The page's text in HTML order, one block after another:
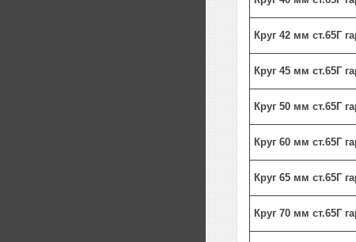
Круг 42 мм ст.65Г
Круг 45 мм ст.65Г
Круг 50 мм ст.65Г
Круг 60 мм ст.65Г
Круг 65 мм ст.65Г
Круг 70 мм ст.65Г